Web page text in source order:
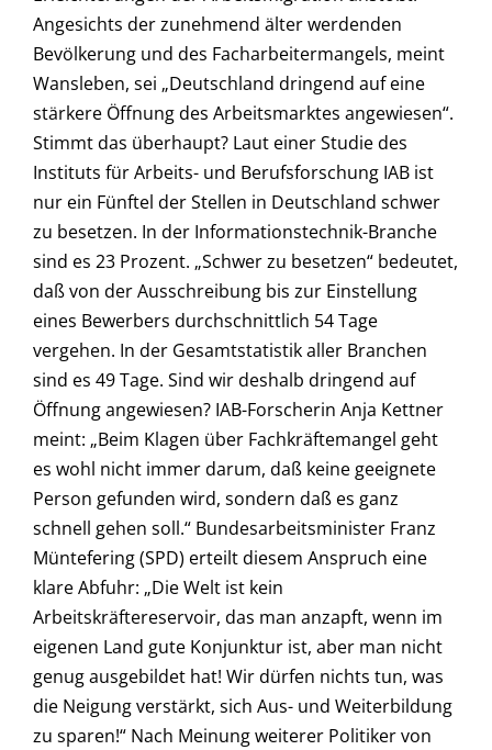
Angesichts der zunehmend älter werdenden
Bevölkerung und des Facharbeitermangels, meint
Wansleben, sei „Deutschland dringend auf eine
stärkere Öffnung des Arbeitsmarktes angewiesen“.
Stimmt das überhaupt? Laut einer Studie des
Instituts für Arbeits- und Berufsforschung IAB ist
nur ein Fünftel der Stellen in Deutschland schwer
zu besetzen. In der Informationstechnik-Branche
sind es 23 Prozent. „Schwer zu besetzen“ bedeutet,
daß von der Ausschreibung bis zur Einstellung
eines Bewerbers durchschnittlich 54 Tage
vergehen. In der Gesamtstatistik aller Branchen
sind es 49 Tage. Sind wir deshalb dringend auf
Öffnung angewiesen? IAB-Forscherin Anja Kettner
meint: „Beim Klagen über Fachkräftemangel geht
es wohl nicht immer darum, daß keine geeignete
Person gefunden wird, sondern daß es ganz
schnell gehen soll.“ Bundesarbeitsminister Franz
Müntefering (SPD) erteilt diesem Anspruch eine
klare Abfuhr: „Die Welt ist kein
Arbeitskräftereservoir, das man anzapft, wenn im
eigenen Land gute Konjunktur ist, aber man nicht
genug ausgebildet hat! Wir dürfen nichts tun, was
die Neigung verstärkt, sich Aus- und Weiterbildung
zu sparen!“ Nach Meinung weiterer Politiker von